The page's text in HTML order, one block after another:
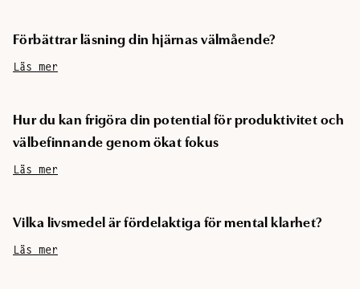
Förbättrar läsning din hjärnas välmående?
Läs mer
Hur du kan frigöra din potential för produktivitet och
välbefinnande genom ökat fokus
Läs mer
Vilka livsmedel är fördelaktiga för mental klarhet?
Läs mer